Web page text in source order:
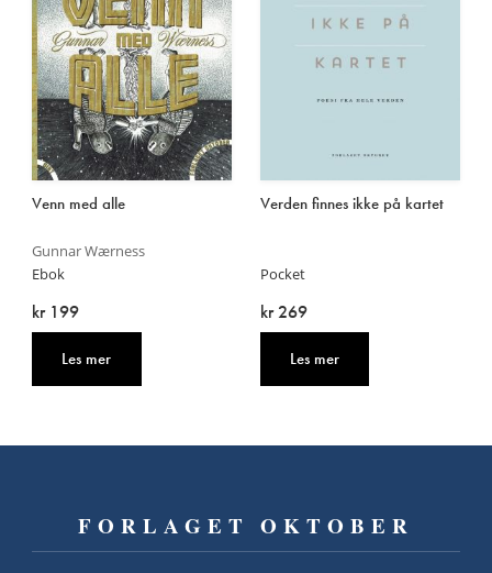
Venn med alle
Gunnar Wærness
Ebok
kr 199
Les mer
Verden finnes ikke på kartet
Pocket
kr 269
Les mer
FORLAGET OKTOBER